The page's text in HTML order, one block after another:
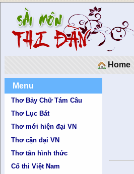
Home
Menu
Thơ Bảy Chữ Tám Câu
Thơ Lục Bát
Thơ mới hiện đại VN
Thơ cận đại VN
Thơ tân hình thức
Cổ thi Việt Nam